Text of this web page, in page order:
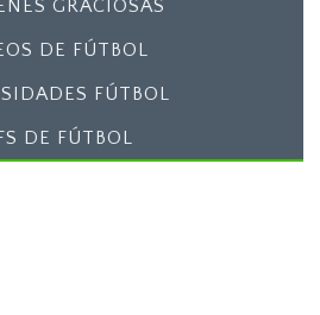
GRACIOSAS
DE FÚTBOL
FÚTBOL
DE FÚTBOL